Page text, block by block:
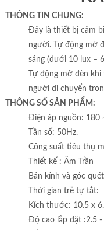
THÔNG TIN CHUNG:
Đây là thiết bị cảm
người. Tự động mở
sáng (dưới 10 lux –
Tự động mở đèn
người di chuyển
THÔNG SỐ SẢN PHẨM:
Điện áp nguồn: 180
Tần số: 50Hz.
Công suất tiêu thụ
Thiết kế : Âm Trần
Bán kính và góc
Thời gian trễ tự tắt:
Kích thước: 10.5 x
Độ cao lắp đặt :2.5 -